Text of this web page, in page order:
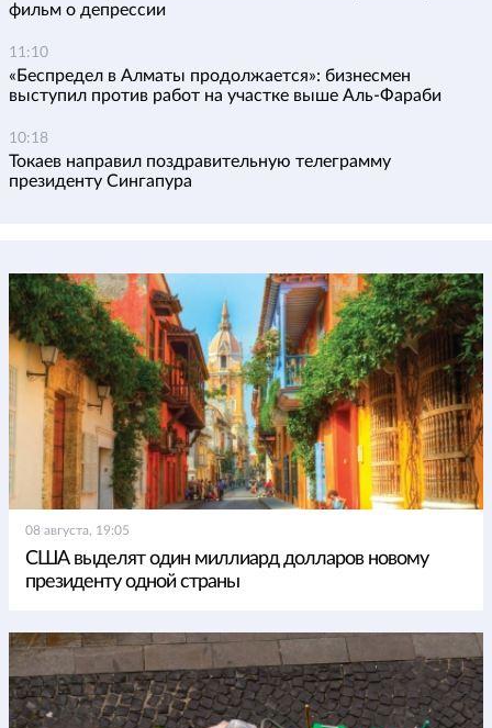
фильм о депрессии
11:10
«Беспредел в Алматы продолжается»: бизнесмен
выступил против работ на участке выше Аль-Фараби
10:18
Токаев направил поздравительную телеграмму
президенту Сингапура
08 августа, 19:05
США выделят один миллиард долларов новому
президенту одной страны